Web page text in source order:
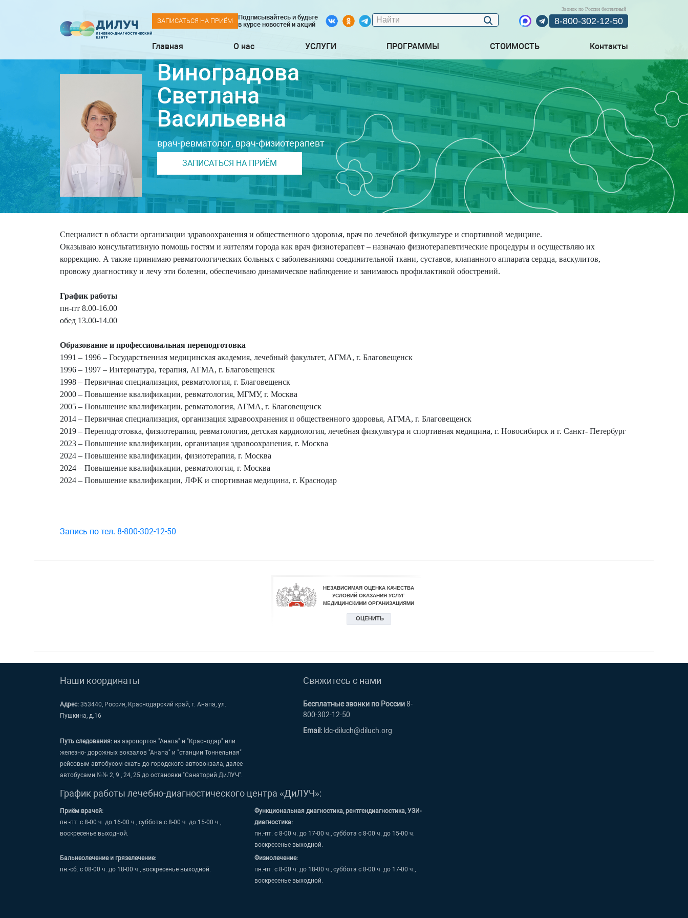
ЗАПИСАТЬСЯ НА ПРИЁМ
Подписывайтесь и будьте
в курсе новостей и акций
Звонок по России бесплатный
8-800-302-12-50
Главная О нас УСЛУГИ ПРОГРАММЫ СТОИМОСТЬ Контакты
Виноградова
Светлана
Васильевна
врач-ревматолог, врач-физиотерапевт
ЗАПИСАТЬСЯ НА ПРИЁМ
Специалист в области организации здравоохранения и общественного здоровья, врач по лечебной физкультуре и спортивной медицине.
Оказываю консультативную помощь гостям и жителям города как врач физиотерапевт – назначаю физиотерапевтические процедуры и осуществляю их
коррекцию. А также принимаю ревматологических больных с заболеваниями соединительной ткани, суставов, клапанного аппарата сердца, васкулитов,
провожу диагностику и лечу эти болезни, обеспечиваю динамическое наблюдение и занимаюсь профилактикой обострений.
График работы
пн-пт 8.00-16.00
обед 13.00-14.00
Образование и профессиональная переподготовка
1991 – 1996 – Государственная медицинская академия, лечебный факультет, АГМА, г. Благовещенск
1996 – 1997 – Интернатура, терапия, АГМА, г. Благовещенск
1998 – Первичная специализация, ревматология, г. Благовещенск
2000 – Повышение квалификации, ревматология, МГМУ, г. Москва
2005 – Повышение квалификации, ревматология, АГМА, г. Благовещенск
2014 – Первичная специализация, организация здравоохранения и общественного здоровья, АГМА, г. Благовещенск
2019 – Переподготовка, физиотерапия, ревматология, детская кардиология, лечебная физкультура и спортивная медицина, г. Новосибирск и г. Санкт- Петербург
2023 – Повышение квалификации, организация здравоохранения, г. Москва
2024 – Повышение квалификации, физиотерапия, г. Москва
2024 – Повышение квалификации, ревматология, г. Москва
2024 – Повышение квалификации, ЛФК и спортивная медицина, г. Краснодар
Запись по тел. 8-800-302-12-50
Наши координаты
Адрес: 353440, Россия, Краснодарский край, г. Анапа, ул.
Пушкина, д.16
Путь следования: из аэропортов "Анапа" и "Краснодар" или
железно- дорожных вокзалов "Анапа" и "станции Тоннельная"
рейсовым автобусом ехать до городского автовокзала, далее
автобусами №№ 2, 9 , 24, 25 до остановки "Санаторий ДиЛУЧ".
Свяжитесь с нами
Бесплатные звонки по России8-
800-302-12-50
Email: ldc-diluch@diluch.org
График работы лечебно-диагностического центра «ДиЛУЧ»:
Приём врачей:
пн.-пт. с 8-00 ч. до 16-00 ч., суббота с 8-00 ч. до 15-00 ч.,
воскресенье выходной.
Функциональная диагностика, рентгендиагностика, УЗИ-
диагностика:
пн.-пт. с 8-00 ч. до 17-00 ч., суббота с 8-00 ч. до 15-00 ч.
воскресенье выходной.
Бальнеолечение и грязелечение:
пн.-сб. с 08-00 ч. до 18-00 ч., воскресенье выходной.
Физиолечение:
пн.-пт. с 8-00 ч. до 18-00 ч., суббота с 8-00 ч. до 17-00 ч.,
воскресенье выходной.